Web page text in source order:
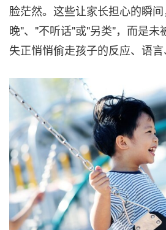
脸茫然。这些让家长担心的瞬
晚"、"不听话"或"另类"，而是未
失正悄悄偷走孩子的反应、语言